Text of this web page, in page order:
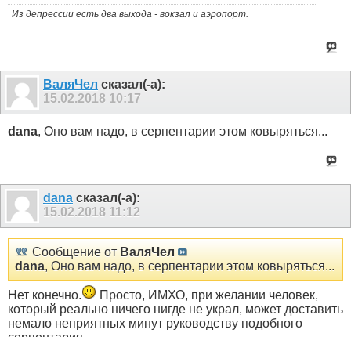
Из депрессии есть два выхода - вокзал и аэропорт.
ВаляЧел сказал(-а):
15.02.2018 10:17
dana, Оно вам надо, в серпентарии этом ковыряться...
dana сказал(-а):
15.02.2018 11:12
Сообщение от ВаляЧел
dana, Оно вам надо, в серпентарии этом ковыряться...
Нет конечно.
Просто, ИМХО, при желании человек,
который реально ничего нигде не украл, может доставить
немало неприятных минут руководству подобного